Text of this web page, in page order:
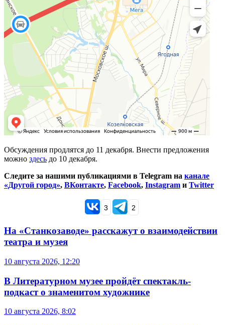
Обсуждения продлятся до 11 декабря. Внести предложения
можно здесь до 10 декабря.
Следите за нашими публикациями в Telegram на канале
«Другой город», ВКонтакте, Facebook, Instagram и Twitter
3 2
На «Станкозаводе» расскажут о взаимодействии
театра и музея
10 августа 2026, 12:20
В Литературном музее пройдёт спектакль-
подкаст о знаменитом художнике
10 августа 2026, 8:02